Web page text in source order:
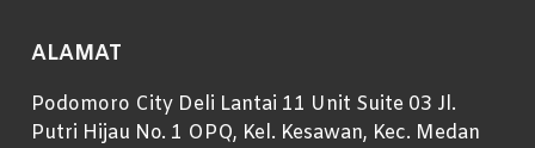
ALAMAT
Podomoro City Deli Lantai 11 Unit Suite 03 Jl.
Putri Hijau No. 1 OPQ, Kel. Kesawan, Kec. Medan